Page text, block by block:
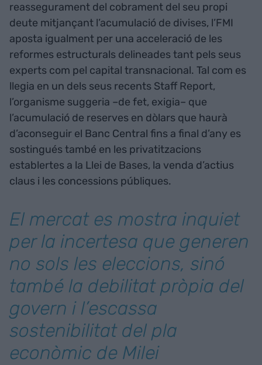
reassegurament del cobrament del seu propi
deute mitjançant l’acumulació de divises, l’FMI
aposta igualment per una acceleració de les
reformes estructurals delineades tant pels seus
experts com pel capital transnacional. Tal com es
llegia en un dels seus recents Staff Report,
l’organisme suggeria –de fet, exigia– que
l’acumulació de reserves en dòlars que haurà
d’aconseguir el Banc Central fins a final d’any es
sostingués també en les privatitzacions
establertes a la Llei de Bases, la venda d’actius
claus i les concessions públiques.
El mercat es mostra inquiet
per la incertesa que generen
no sols les eleccions, sinó
també la debilitat pròpia del
govern i l’escassa
sostenibilitat del pla
econòmic de Milei